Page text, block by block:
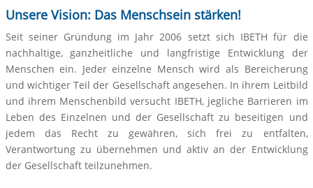
Unsere Vision: Das Menschsein stärken!
Seit seiner Gründung im Jahr 2006 setzt sich IBETH für die
nachhaltige, ganzheitliche und langfristige Entwicklung der
Menschen ein. Jeder einzelne Mensch wird als Bereicherung
und wichtiger Teil der Gesellschaft angesehen. In ihrem Leitbild
und ihrem Menschenbild versucht IBETH, jegliche Barrieren im
Leben des Einzelnen und der Gesellschaft zu beseitigen und
jedem das Recht zu gewähren, sich frei zu entfalten,
Verantwortung zu übernehmen und aktiv an der Entwicklung
der Gesellschaft teilzunehmen.